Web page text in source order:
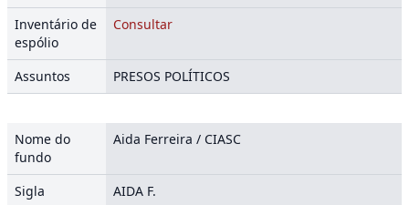
Inventário de
espólio
Consultar
Assuntos PRESOS POLÍTICOS
Nome do
fundo
Aida Ferreira / CIASC
Sigla AIDA F.